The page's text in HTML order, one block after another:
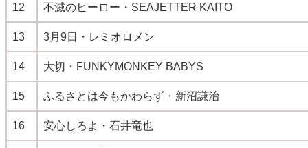
12 不滅のヒーロー・SEAJETTER KAITO
13 3月9日・レミオロメン
14 大切・FUNKYMONKEY BABYS
15 ふるさとは今もかわらず・新沼謙治
16 安心しろよ・石井竜也